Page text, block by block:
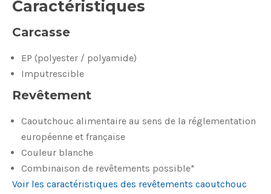
Caractéristiques
Carcasse
EP (polyester / polyamide)
Imputrescible
Revêtement
Caoutchouc alimentaire au sens de la réglementation
européenne et française
Couleur blanche
Combinaison de revêtements possible*
Voir les caractéristiques des revêtements caoutchouc